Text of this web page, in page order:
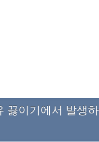
끓이기에서 발생